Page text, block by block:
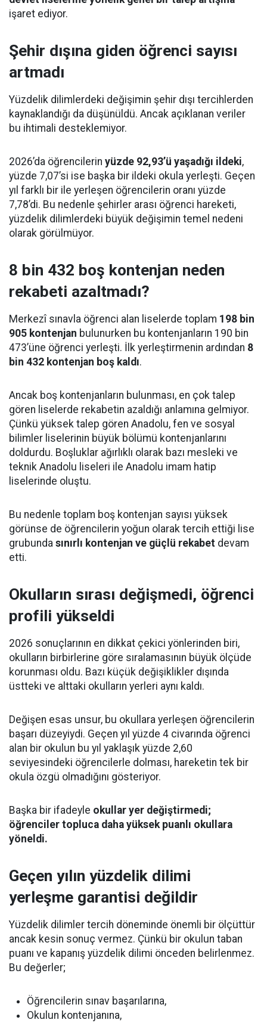
işaret ediyor.
Şehir dışına giden öğrenci sayısı
artmadı
Yüzdelik dilimlerdeki değişimin şehir dışı tercihlerden
kaynaklandığı da düşünüldü. Ancak açıklanan veriler
bu ihtimali desteklemiyor.
2026’da öğrencilerin yüzde 92,93’ü yaşadığı ildeki,
yüzde 7,07’si ise başka bir ildeki okula yerleşti. Geçen
yıl farklı bir ile yerleşen öğrencilerin oranı yüzde
7,78’di. Bu nedenle şehirler arası öğrenci hareketi,
yüzdelik dilimlerdeki büyük değişimin temel nedeni
olarak görülmüyor.
8 bin 432 boş kontenjan neden
rekabeti azaltmadı?
Merkezî sınavla öğrenci alan liselerde toplam 198 bin
905 kontenjan bulunurken bu kontenjanların 190 bin
473’üne öğrenci yerleşti. İlk yerleştirmenin ardından 8
bin 432 kontenjan boş kaldı.
Ancak boş kontenjanların bulunması, en çok talep
gören liselerde rekabetin azaldığı anlamına gelmiyor.
Çünkü yüksek talep gören Anadolu, fen ve sosyal
bilimler liselerinin büyük bölümü kontenjanlarını
doldurdu. Boşluklar ağırlıklı olarak bazı mesleki ve
teknik Anadolu liseleri ile Anadolu imam hatip
liselerinde oluştu.
Bu nedenle toplam boş kontenjan sayısı yüksek
görünse de öğrencilerin yoğun olarak tercih ettiği lise
grubunda sınırlı kontenjan ve güçlü rekabet devam
etti.
Okulların sırası değişmedi, öğrenci
profili yükseldi
2026 sonuçlarının en dikkat çekici yönlerinden biri,
okulların birbirlerine göre sıralamasının büyük ölçüde
korunması oldu. Bazı küçük değişiklikler dışında
üstteki ve alttaki okulların yerleri aynı kaldı.
Değişen esas unsur, bu okullara yerleşen öğrencilerin
başarı düzeyiydi. Geçen yıl yüzde 4 civarında öğrenci
alan bir okulun bu yıl yaklaşık yüzde 2,60
seviyesindeki öğrencilerle dolması, hareketin tek bir
okula özgü olmadığını gösteriyor.
Başka bir ifadeyle okullar yer değiştirmedi;
öğrenciler topluca daha yüksek puanlı okullara
yöneldi.
Geçen yılın yüzdelik dilimi
yerleşme garantisi değildir
Yüzdelik dilimler tercih döneminde önemli bir ölçüttür
ancak kesin sonuç vermez. Çünkü bir okulun taban
puanı ve kapanış yüzdelik dilimi önceden belirlenmez.
Bu değerler;
Öğrencilerin sınav başarılarına,
Okulun kontenjanına,